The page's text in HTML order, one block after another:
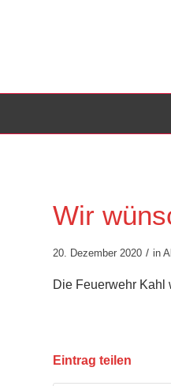
Wir
20. Dezember 2020 / in
Die Feuerwehr Kahl
Eintrag teilen